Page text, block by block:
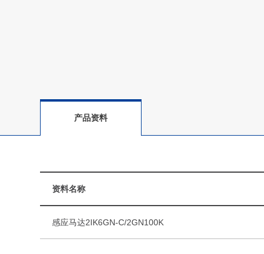
产品资料
资料名称
感应马达2IK6GN-C/2GN100K